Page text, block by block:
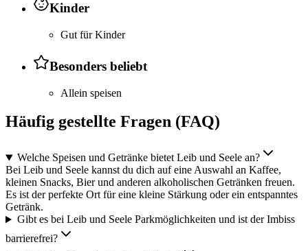
Kinder
Gut für Kinder
Besonders beliebt
Allein speisen
Häufig gestellte Fragen (FAQ)
Welche Speisen und Getränke bietet Leib und Seele an?
Bei Leib und Seele kannst du dich auf eine Auswahl an Kaffee,
kleinen Snacks, Bier und anderen alkoholischen Getränken freuen.
Es ist der perfekte Ort für eine kleine Stärkung oder ein entspanntes
Getränk.
Gibt es bei Leib und Seele Parkmöglichkeiten und ist der Imbiss
barrierefrei?